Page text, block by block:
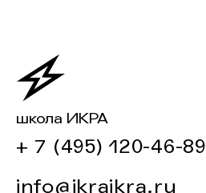
школа ИКРА
+ 7 (495) 120-46-89
info@ikraikra.ru